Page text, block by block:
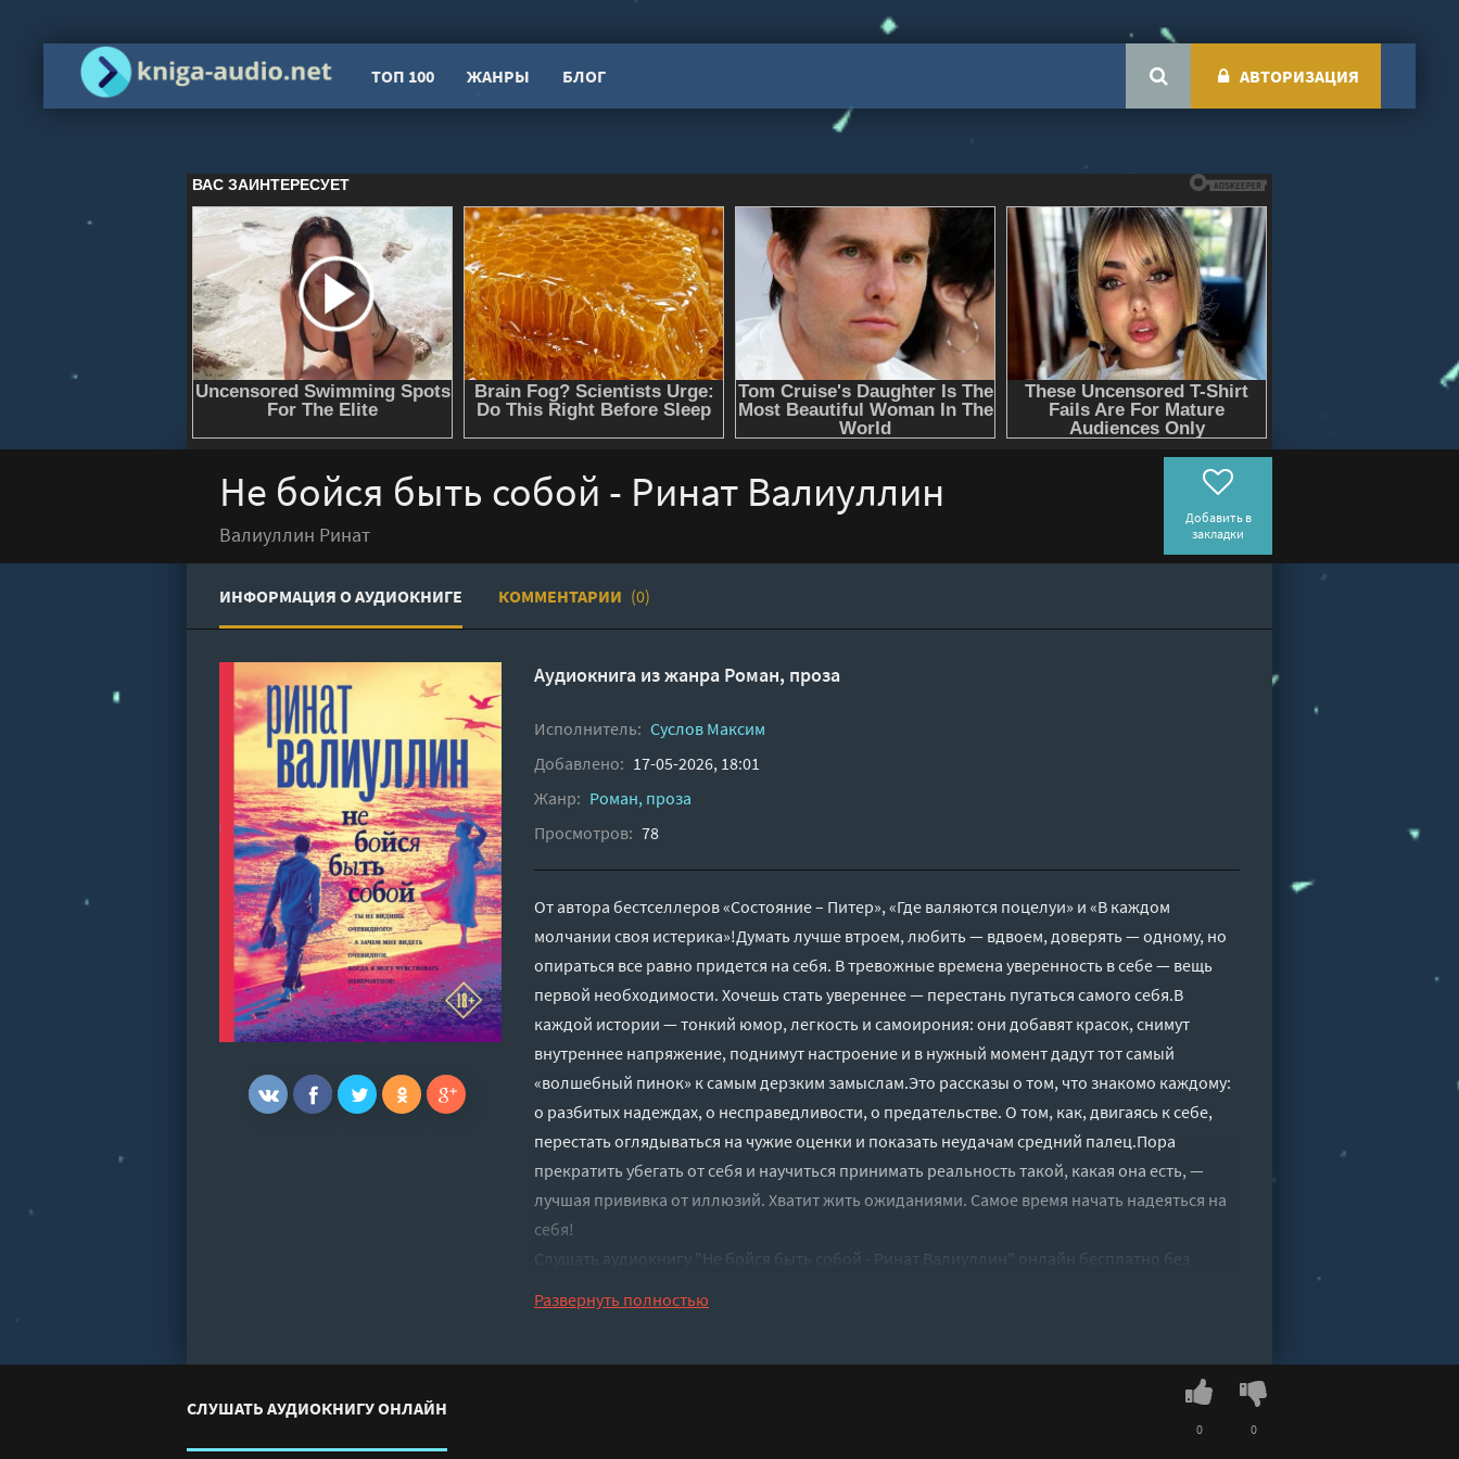
ТОП 100 ЖАНРЫ БЛОГ АВТОРИЗАЦИЯ
Не бойся быть собой - Ринат Валиуллин
Валиуллин Ринат
Добавить в
закладки
ИНФОРМАЦИЯ О АУДИОКНИГЕ КОММЕНТАРИИ (0)
Аудиокнига из жанра Роман, проза
Исполнитель: Суслов Максим
Добавлено: 17-05-2026, 18:01
Жанр: Роман, проза
Просмотров: 78
От автора бестселлеров «Состояние – Питер», «Где валяются поцелуи» и «В каждом
молчании своя истерика»!Думать лучше втроем, любить — вдвоем, доверять — одному, но
опираться все равно придется на себя. В тревожные времена уверенность в себе — вещь
первой необходимости. Хочешь стать увереннее — перестань пугаться самого себя.В
каждой истории — тонкий юмор, легкость и самоирония: они добавят красок, снимут
внутреннее напряжение, поднимут настроение и в нужный момент дадут тот самый
«волшебный пинок» к самым дерзким замыслам.Это рассказы о том, что знакомо каждому:
о разбитых надеждах, о несправедливости, о предательстве. О том, как, двигаясь к себе,
перестать оглядываться на чужие оценки и показать неудачам средний палец.Пора
прекратить убегать от себя и научиться принимать реальность такой, какая она есть, —
лучшая прививка от иллюзий. Хватит жить ожиданиями. Самое время начать надеяться на
себя!
Слушать аудиокнигу "Не бойся быть собой - Ринат Валиуллин" онлайн бесплатно без
Развернуть полностью
СЛУШАТЬ АУДИОКНИГУ ОНЛАЙН
0 0